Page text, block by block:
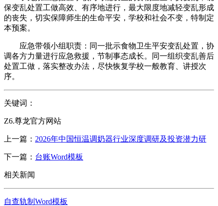
保变乱处置工做高效、有序地进行，最大限度地减轻变乱形成
的丧失，切实保障师生的生命平安，学校和社会不变，特制定
本预案。
应急带领小组职责：同一批示食物卫生平安变乱处置，协
调各方力量进行应急救援，节制事态成长。同一组织变乱善后
处置工做，落实整改办法，尽快恢复学校一般教育、讲授次
序。
关键词：
Z6.尊龙官方网站
上一篇： 2026年中国恒温调奶器行业深度调研及投资潜力研
下一篇： 台账Word模板
相关新闻
自查轨制Word模板